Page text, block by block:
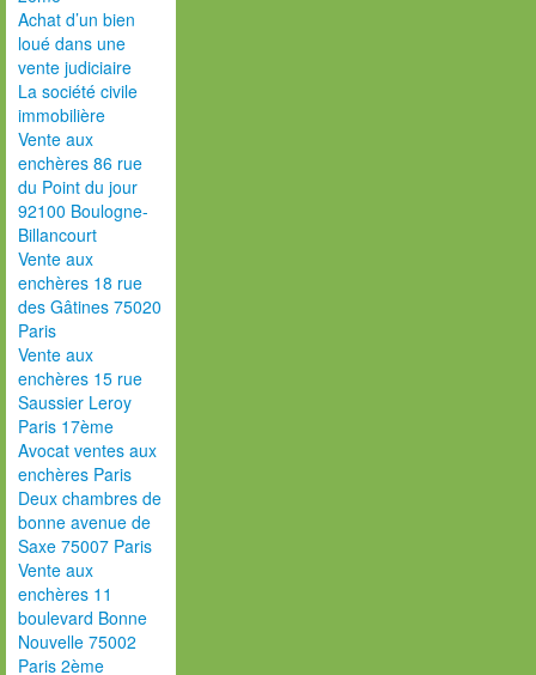
Achat d’un bien
loué dans une
vente judiciaire
La société civile
immobilière
Vente aux
enchères 86 rue
du Point du jour
92100 Boulogne-
Billancourt
Vente aux
enchères 18 rue
des Gâtines 75020
Paris
Vente aux
enchères 15 rue
Saussier Leroy
Paris 17ème
Avocat ventes aux
enchères Paris
Deux chambres de
bonne avenue de
Saxe 75007 Paris
Vente aux
enchères 11
boulevard Bonne
Nouvelle 75002
Paris 2ème